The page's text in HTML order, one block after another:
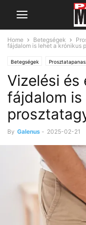
Home Betegségek
fájdalom is lehet a krónikus
Betegségek
Vizelési és
fájdalom is
By Galenus - 2025-02-21